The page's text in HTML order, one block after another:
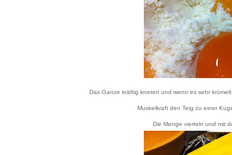
Das Ganze kräftig kneten und wenn es sehr
Muskelkraft den Teig zu einer
Die Menge vierteln und mit